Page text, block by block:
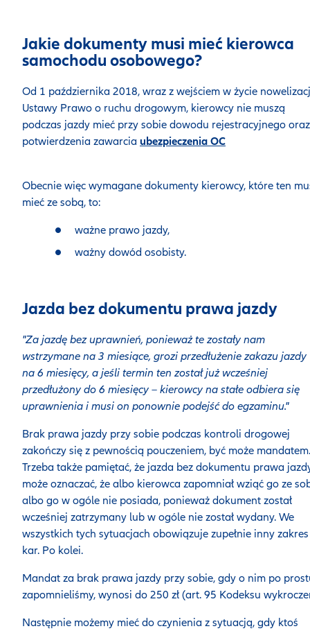
Jakie dokumenty musi mieć kierowca
samochodu osobowego?
Od 1 października 2018, wraz z wejściem w życie
Ustawy Prawo o ruchu drogowym, kierowcy nie muszą
podczas jazdy mieć przy sobie dowodu rejestracyjnego oraz
potwierdzenia zawarcia ubezpieczenia OC
Obecnie więc wymagane dokumenty kierowcy, które ten
mieć ze sobą, to:
ważne prawo jazdy,
ważny dowód osobisty.
Jazda bez dokumentu prawa jazdy
"Za jazdę bez uprawnień, ponieważ te zostały nam
wstrzymane na 3 miesiące, grozi przedłużenie zakazu jazdy
na 6 miesięcy, a jeśli termin ten został już wcześniej
przedłużony do 6 miesięcy – kierowcy na stałe odbiera się
uprawnienia i musi on ponownie podejść do egzaminu."
Brak prawa jazdy przy sobie podczas kontroli drogowej
zakończy się z pewnością pouczeniem, być może mandatem.
Trzeba także pamiętać, że jazda bez dokumentu prawa
może oznaczać, że albo kierowca zapomniał wziąć go ze
albo go w ogóle nie posiada, ponieważ dokument został
wcześniej zatrzymany lub w ogóle nie został wydany. We
wszystkich tych sytuacjach obowiązuje zupełnie inny zakres
kar. Po kolei.
Mandat za brak prawa jazdy przy sobie, gdy o nim po
zapomnieliśmy, wynosi do 250 zł (art. 95 Kodeksu
Następnie możemy mieć do czynienia z sytuacją, gdy ktoś